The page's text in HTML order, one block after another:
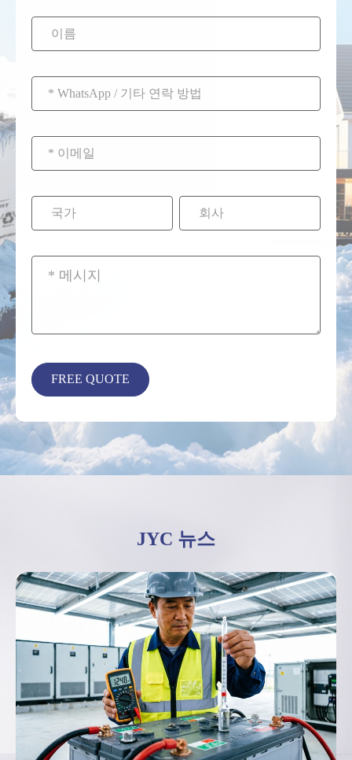
JYC 뉴스